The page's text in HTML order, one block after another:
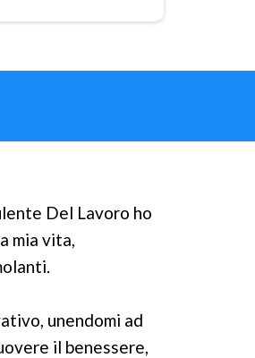
Del Lavoro ho
mia vita,
unendomi ad
il benessere,